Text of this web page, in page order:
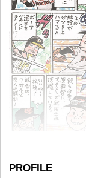
PROFILE